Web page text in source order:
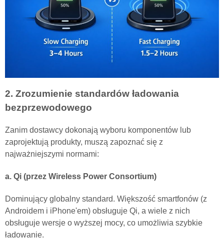
2. Zrozumienie standardów ładowania
bezprzewodowego
Zanim dostawcy dokonają wyboru komponentów lub
zaprojektują produkty, muszą zapoznać się z
najważniejszymi normami:
a. Qi (przez Wireless Power Consortium)
Dominujący globalny standard. Większość smartfonów (z
Androidem i iPhone'em) obsługuje Qi, a wiele z nich
obsługuje wersje o wyższej mocy, co umożliwia szybkie
ładowanie.